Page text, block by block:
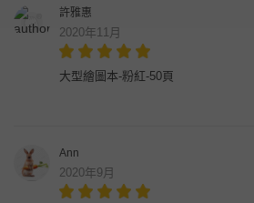
許雅惠
2020年11月
大型繪圖本-粉紅-50頁
Ann
2020年9月